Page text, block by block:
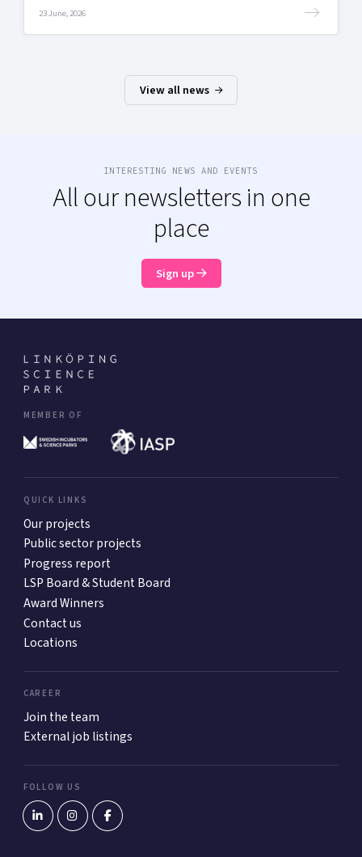
23 June, 2026
View all news
INTERESTING NEWS AND EVENTS
All our newsletters in one
place
Sign up
MEMBER OF
QUICK LINKS
Our projects
Public sector projects
Progress report
LSP Board & Student Board
Award Winners
Contact us
Locations
CAREER
Join the team
External job listings
FOLLOW US